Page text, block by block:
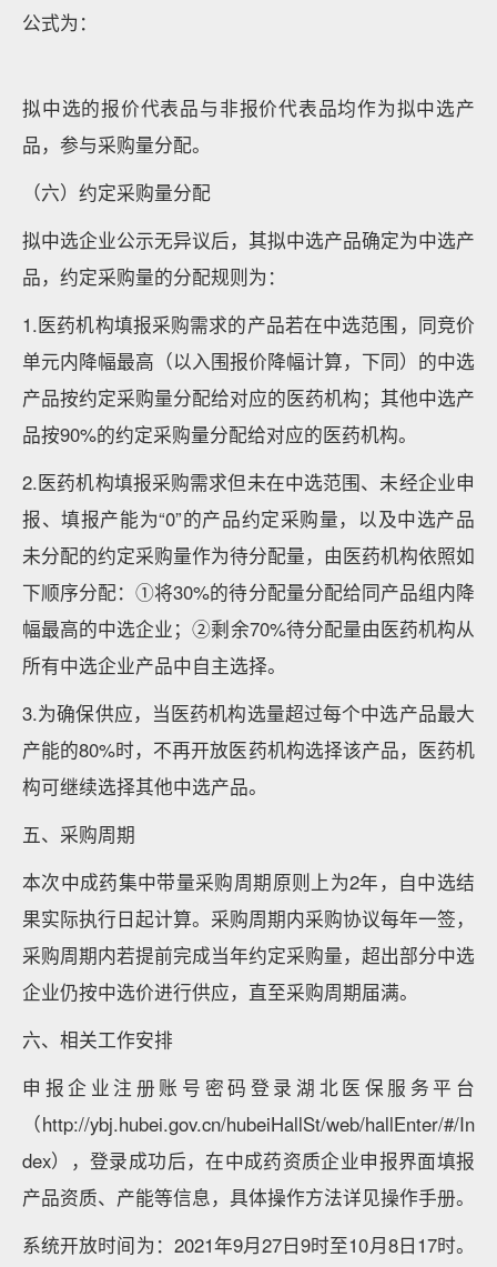
公式为：
拟中选的报价代表品与非报价代表品均作为拟中选产
品，参与采购量分配。
（六）约定采购量分配
拟中选企业公示无异议后，其拟中选产品确定为中选产
品，约定采购量的分配规则为：
1.医药机构填报采购需求的产品若在中选范围，同竞价
单元内降幅最高（以入围报价降幅计算，下同）的中选
产品按约定采购量分配给对应的医药机构；其他中选产
品按90%的约定采购量分配给对应的医药机构。
2.医药机构填报采购需求但未在中选范围、未经企业申
报、填报产能为“0”的产品约定采购量，以及中选产品
未分配的约定采购量作为待分配量，由医药机构依照如
下顺序分配：①将30%的待分配量分配给同产品组内降
幅最高的中选企业；②剩余70%待分配量由医药机构从
所有中选企业产品中自主选择。
3.为确保供应，当医药机构选量超过每个中选产品最大
产能的80%时，不再开放医药机构选择该产品，医药机
构可继续选择其他中选产品。
五、采购周期
本次中成药集中带量采购周期原则上为2年，自中选结
果实际执行日起计算。采购周期内采购协议每年一签，
采购周期内若提前完成当年约定采购量，超出部分中选
企业仍按中选价进行供应，直至采购周期届满。
六、相关工作安排
申报企业注册账号密码登录湖北医保服务平台
（http://ybj.hubei.gov.cn/hubeiHallSt/web/hallEnter/#/In
dex），登录成功后，在中成药资质企业申报界面填报
产品资质、产能等信息，具体操作方法详见操作手册。
系统开放时间为：2021年9月27日9时至10月8日17时。